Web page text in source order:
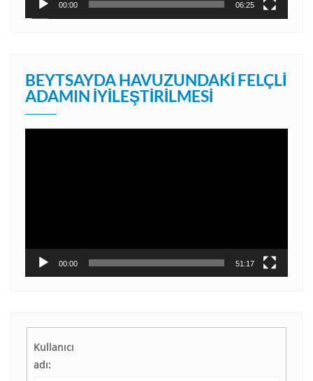
00:00 06:25
BEYTSAYDA HAVUZUNDAKI FELÇLI
ADAMIN İYILEŞTIRILMESI
00:00 51:17
Kullanıcı
adı: